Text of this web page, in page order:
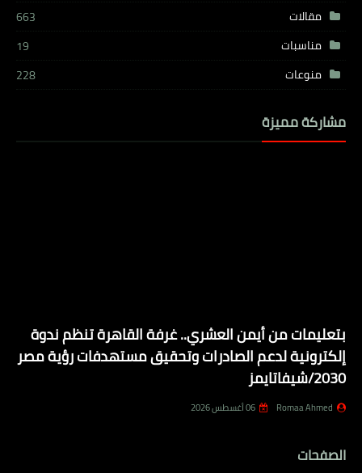
مقالات
663
مناسبات
19
منوعات
228
مشاركة مميزة
بتعليمات من أيمن العشري.. غرفة القاهرة تنظم ندوة
إلكترونية لدعم الصادرات وتحقيق مستهدفات رؤية مصر
2030/شيفاتايمز
Romaa Ahmed 06 أغسطس 2026
الصفحات